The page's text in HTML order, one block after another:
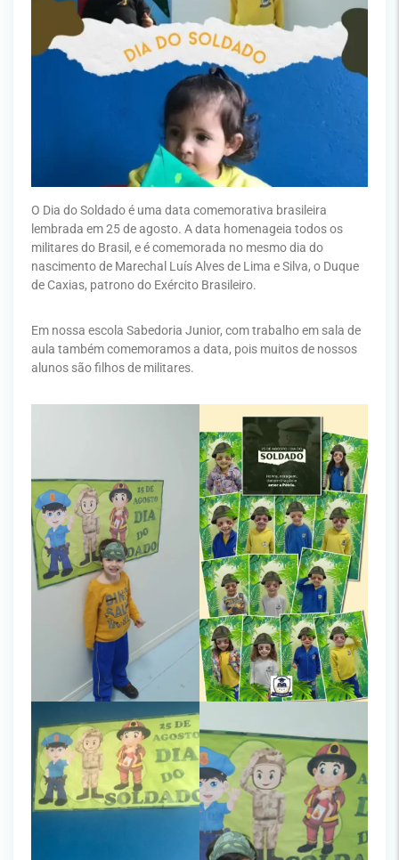
O Dia do Soldado é uma data comemorativa brasileira
lembrada em 25 de agosto. A data homenageia todos os
militares do Brasil, e é comemorada no mesmo dia do
nascimento de Marechal Luís Alves de Lima e Silva, o Duque
de Caxias, patrono do Exército Brasileiro.
Em nossa escola Sabedoria Junior, com trabalho em sala de
aula também comemoramos a data, pois muitos de nossos
alunos são filhos de militares.